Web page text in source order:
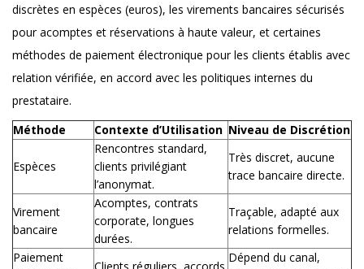
discrètes en espèces (euros), les virements bancaires sécurisés
pour acomptes et réservations à haute valeur, et certaines
méthodes de paiement électronique pour les clients établis avec
relation vérifiée, en accord avec les politiques internes du
prestataire.
Méthode
Contexte d’Utilisation Niveau de Discrétion
Espèces
Rencontres standard,
clients privilégiant
l’anonymat.
Très discret, aucune
trace bancaire directe.
Virement
bancaire
Acomptes, contrats
corporate, longues
durées.
Traçable, adapté aux
relations formelles.
Paiement
Clients réguliers, accords
Dépend du canal,